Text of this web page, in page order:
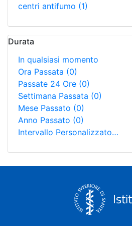
centri antifumo (1)
Durata
In qualsiasi momento
Ora Passata (0)
Passate 24 Ore (0)
Settimana Passata (0)
Mese Passato (0)
Anno Passato (0)
Intervallo Personalizzato…